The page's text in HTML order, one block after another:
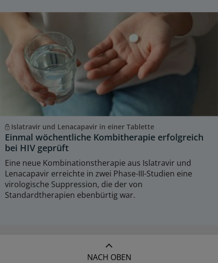
Islatravir und Lenacapavir in einer Tablette
Einmal wöchentliche Kombitherapie erfolgreich
bei HIV geprüft
Eine neue Kombinationstherapie aus Islatravir und
Lenacapavir erreichte in zwei Phase-III-Studien eine
virologische Suppression, die der von
Standardtherapien ebenbürtig war.
NACH OBEN